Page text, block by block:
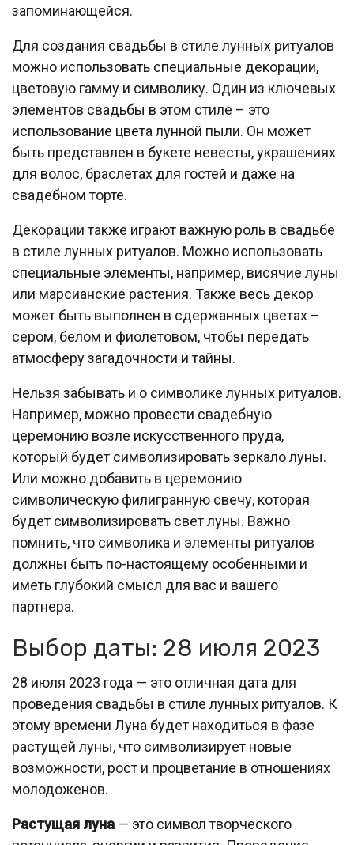
запоминающейся.
Для создания свадьбы в стиле лунных ритуалов
можно использовать специальные декорации,
цветовую гамму и символику. Один из ключевых
элементов свадьбы в этом стиле – это
использование цвета лунной пыли. Он может
быть представлен в букете невесты, украшениях
для волос, браслетах для гостей и даже на
свадебном торте.
Декорации также играют важную роль в свадьбе
в стиле лунных ритуалов. Можно использовать
специальные элементы, например, висячие луны
или марсианские растения. Также весь декор
может быть выполнен в сдержанных цветах –
сером, белом и фиолетовом, чтобы передать
атмосферу загадочности и тайны.
Нельзя забывать и о символике лунных ритуалов.
Например, можно провести свадебную
церемонию возле искусственного пруда,
который будет символизировать зеркало луны.
Или можно добавить в церемонию
символическую филигранную свечу, которая
будет символизировать свет луны. Важно
помнить, что символика и элементы ритуалов
должны быть по-настоящему особенными и
иметь глубокий смысл для вас и вашего
партнера.
Выбор даты: 28 июля 2023
28 июля 2023 года — это отличная дата для
проведения свадьбы в стиле лунных ритуалов. К
этому времени Луна будет находиться в фазе
растущей луны, что символизирует новые
возможности, рост и процветание в отношениях
молодоженов.
Растущая луна — это символ творческого